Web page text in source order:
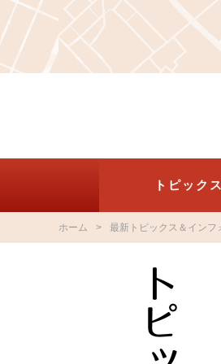
トピックス
ホーム 最新トピックス＆インフ